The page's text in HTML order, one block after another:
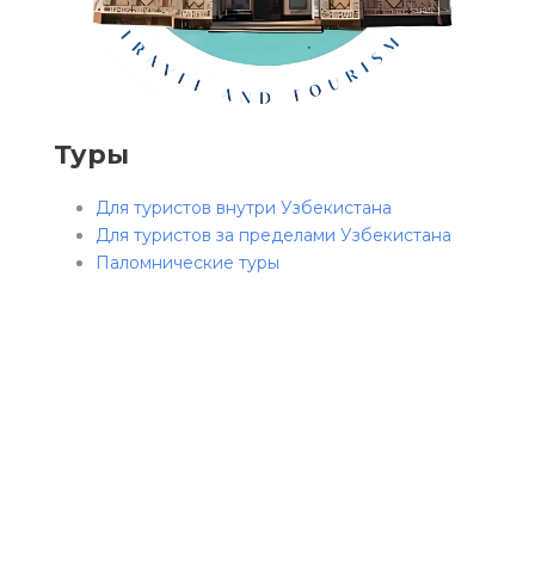
Туры
Для туристов внутри Узбекистана
Для туристов за пределами Узбекистана
Паломнические туры